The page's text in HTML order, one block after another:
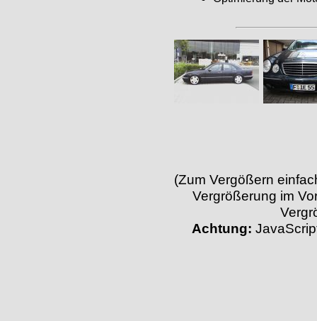
(Zum Vergößern
Vergrößerung im
Achtung: